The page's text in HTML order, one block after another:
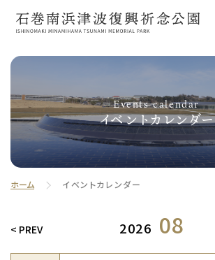
Events calendar
イベントカレンダー
ホーム イベントカレンダー
< PREV 2026 08